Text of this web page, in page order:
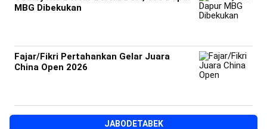
MBG Dibekukan
Fajar/Fikri Pertahankan Gelar Juara
China Open 2026
JABODETABEK